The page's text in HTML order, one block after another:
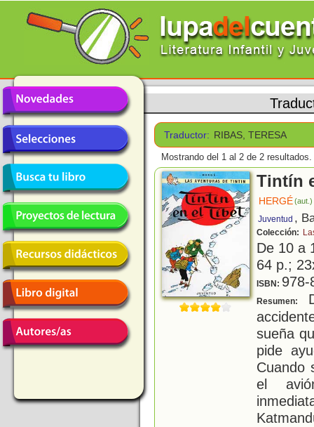
Traductor: RIBAS, TERESA
Mostrando del 1 al 2 de 2 resultados.
Tintín
HERGÉ(aut.)
Juventud ,
Colección:
De 10 a
64 p.;
ISBN: 978-
Resumen:
sueña
pide
Cuando
el